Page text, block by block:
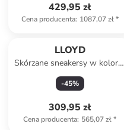
429,95 zł
Cena producenta: 1087,07 zł*
LLOYD
Skórzane sneakersy w kolorze
czarno-białym
-45%
309,95 zł
Cena producenta: 565,07 zł*